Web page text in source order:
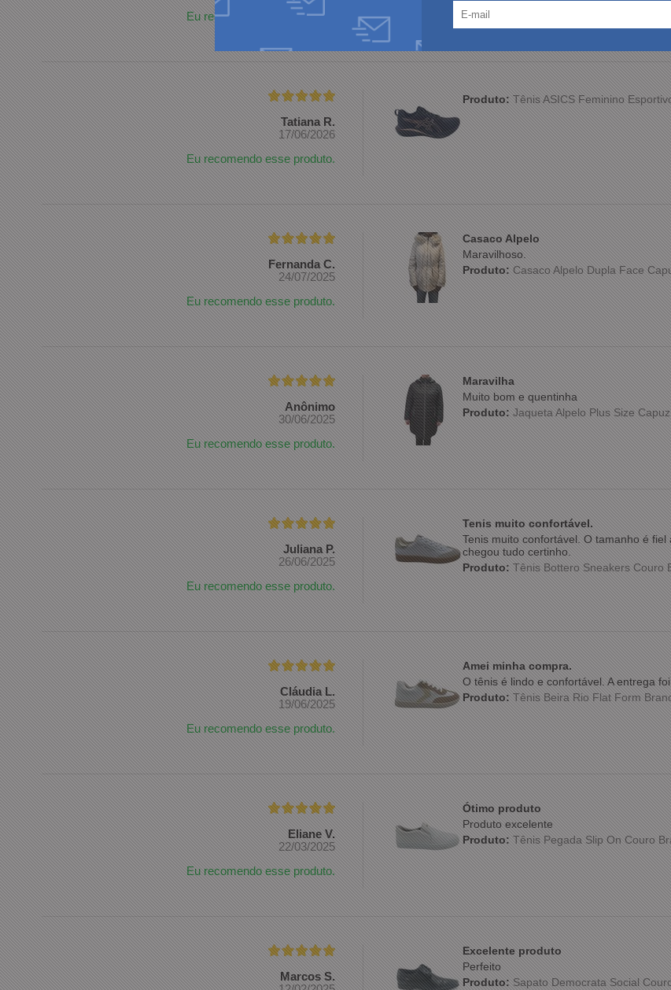
Eu recomendo esse produto.
Tatiana R.
17/06/2026
Eu recomendo esse produto.
Produto:Tênis ASICS Feminino
Fernanda C.
24/07/2025
Eu recomendo esse produto.
Casaco Alpelo
Maravilhoso.
Produto:Casaco Alpelo Dupla Face
Anônimo
30/06/2025
Eu recomendo esse produto.
Maravilha
Muito bom e quentinha
Produto:Jaqueta Alpelo Plus Size
Juliana P.
26/06/2025
Eu recomendo esse produto.
Tenis muito confortável.
Tenis muito confortável. O tamanho é
chegou tudo certinho.
Produto:Tênis Bottero Sneakers Couro
Cláudia L.
19/06/2025
Eu recomendo esse produto.
Amei minha compra.
O tênis é lindo e confortável. A entrega
Produto:Tênis Beira Rio Flat Form
Eliane V.
22/03/2025
Eu recomendo esse produto.
Ótimo produto
Produto excelente
Produto:Tênis Pegada Slip On Couro
Marcos S.
Excelente produto
Perfeito
Produto:Sapato Democrata Social